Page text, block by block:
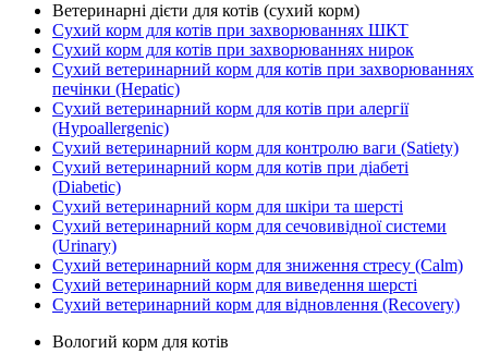
Ветеринарні дієти для котів (сухий корм)
Сухий корм для котів при захворюваннях ШКТ
Сухий корм для котів при захворюваннях нирок
Сухий ветеринарний корм для котів при захворюваннях
печінки (Hepatic)
Сухий ветеринарний корм для котів при алергії
(Hypoallergenic)
Сухий ветеринарний корм для контролю ваги (Satiety)
Сухий ветеринарний корм для котів при діабеті
(Diabetic)
Сухий ветеринарний корм для шкіри та шерсті
Сухий ветеринарний корм для сечовивідної системи
(Urinary)
Сухий ветеринарний корм для зниження стресу (Calm)
Сухий ветеринарний корм для виведення шерсті
Сухий ветеринарний корм для відновлення (Recovery)
Вологий корм для котів